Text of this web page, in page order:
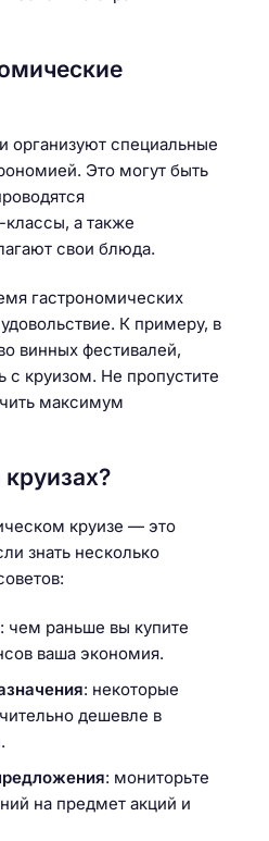
организуют специальные
Это могут быть
а также
свои блюда.
гастрономических
К примеру, в
винных фестивалей,
с круизом. Не пропустите
максимум
круизе — это
знать несколько
: чем раньше вы купите
ваша экономия.
: некоторые
дешевле в
: мониторьте
на предмет акций и